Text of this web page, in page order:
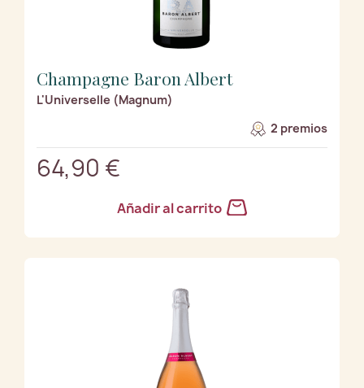
Champagne Baron Albert
L'Universelle (Magnum)
2 premios
64,90 €
Añadir al carrito